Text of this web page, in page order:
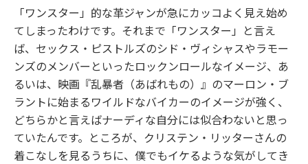
「ワンスター」的な革ジャンが急にカッコよく見え始め
てしまったわけです。それまで「ワンスター」と言え
ば、セックス・ピストルズのシド・ヴィシャスやラモー
ンズのメンバーといったロックンロールなイメージ、あ
るいは、映画『乱暴者（あばれもの）』のマーロン・ブ
ラントに始まるワイルドなバイカーのイメージが強く、
どちらかと言えばナーディな自分には似合わないと思っ
ていたんです。ところが、クリステン・リッターさんの
着こなしを見るうちに、僕でもイケるような気がしてき